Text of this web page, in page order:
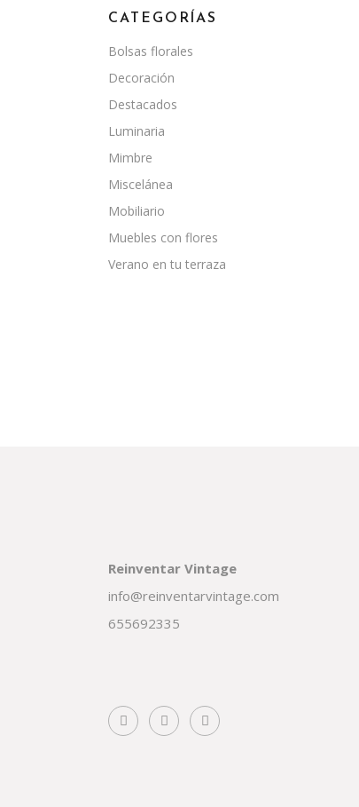
CATEGORÍAS
Bolsas florales
Decoración
Destacados
Luminaria
Mimbre
Miscelánea
Mobiliario
Muebles con flores
Verano en tu terraza
Reinventar Vintage
info@reinventarvintage.com
655692335